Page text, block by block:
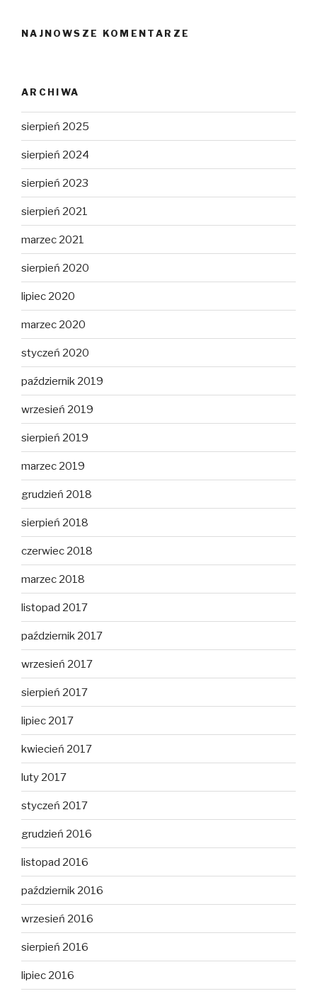
NAJNOWSZE KOMENTARZE
ARCHIWA
sierpień 2025
sierpień 2024
sierpień 2023
sierpień 2021
marzec 2021
sierpień 2020
lipiec 2020
marzec 2020
styczeń 2020
październik 2019
wrzesień 2019
sierpień 2019
marzec 2019
grudzień 2018
sierpień 2018
czerwiec 2018
marzec 2018
listopad 2017
październik 2017
wrzesień 2017
sierpień 2017
lipiec 2017
kwiecień 2017
luty 2017
styczeń 2017
grudzień 2016
listopad 2016
październik 2016
wrzesień 2016
sierpień 2016
lipiec 2016